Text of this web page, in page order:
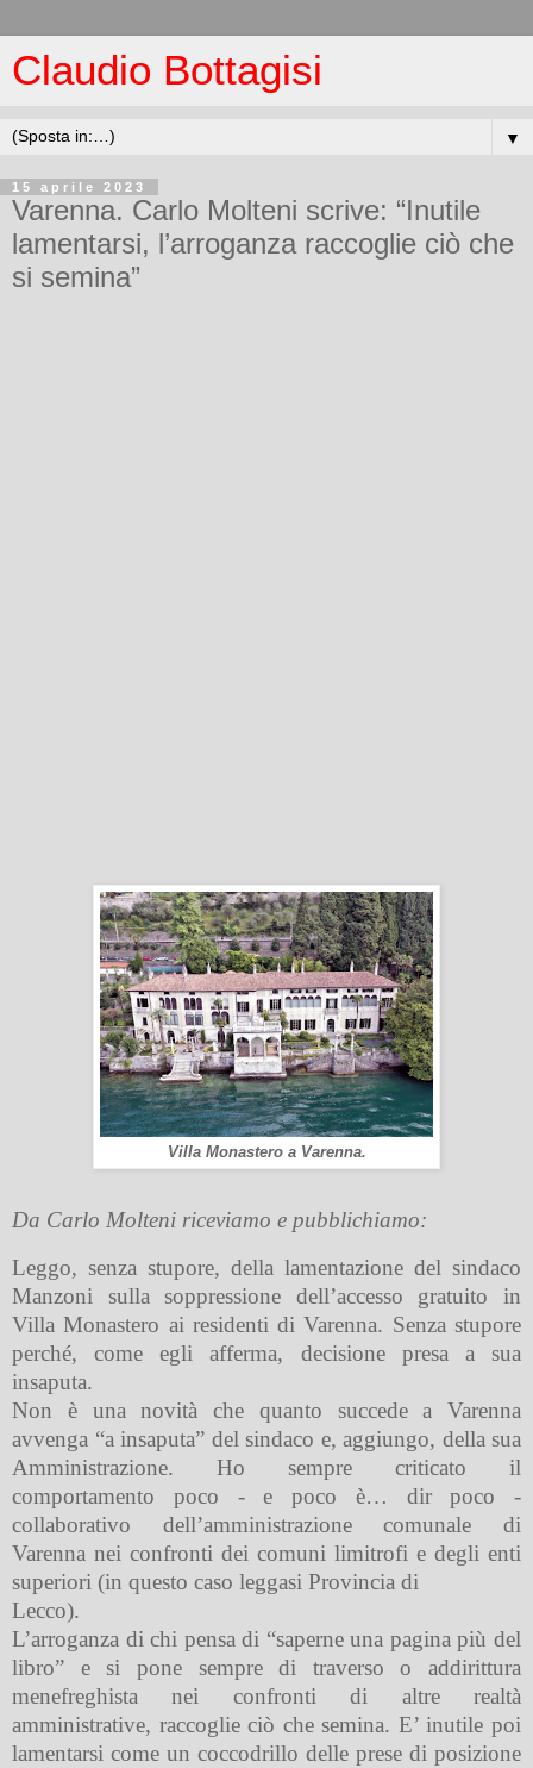
Claudio Bottagisi
▼
15 aprile 2023
Varenna. Carlo Molteni scrive: “Inutile
lamentarsi, l’arroganza raccoglie ciò che
si semina”
Villa Monastero a Varenna.
Da Carlo Molteni riceviamo e pubblichiamo:
Leggo, senza stupore, della lamentazione del sindaco
Manzoni sulla soppressione dell’accesso gratuito in
Villa Monastero ai residenti di Varenna. Senza stupore
perché, come egli afferma, decisione presa a sua
insaputa.
Non è una novità che quanto succede a Varenna
avvenga “a insaputa” del sindaco e, aggiungo, della sua
Amministrazione. Ho sempre criticato il
comportamento poco - e poco è… dir poco -
collaborativo dell’amministrazione comunale di
Varenna nei confronti dei comuni limitrofi e degli enti
superiori (in questo caso leggasi Provincia di
Lecco).
L’arroganza di chi pensa di “saperne una pagina più del
libro” e si pone sempre di traverso o addirittura
menefreghista nei confronti di altre realtà
amministrative, raccoglie ciò che semina. E’ inutile poi
lamentarsi come un coccodrillo delle prese di posizione